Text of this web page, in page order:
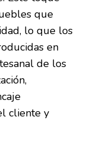
que
lo que los
en
de los
cliente y